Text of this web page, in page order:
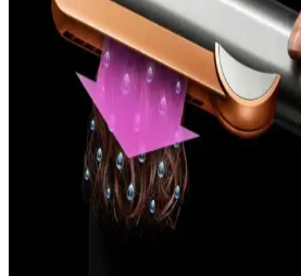
Awox Axıon 9003 Mavi Saç
İncelemesi ve Özellikleri
Awox Axıon 9003, 2200W gücü ve şık
etkili saç kurutma sağlar. Çoklu ayar
kullanıcıların beklentilerini karşılar.
Raks Jade 1000 W Saç
Performans ve Şık Tasarım
Raks Jade 1000 W saç kurutma makinesi,
ergonomik tasarımı ve pratik özellikleriyle
kolaylaştırır. Hızlı kurutma ve soğuk hava